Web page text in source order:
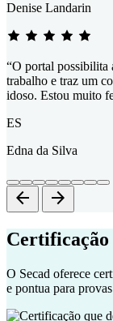
Denise Landarin
“O portal possibilita
trabalho e traz um
idoso. Estou muito
ES
Edna da Silva
arrow_back arrow_forward
Certificação
O Secad oferece
e pontua para